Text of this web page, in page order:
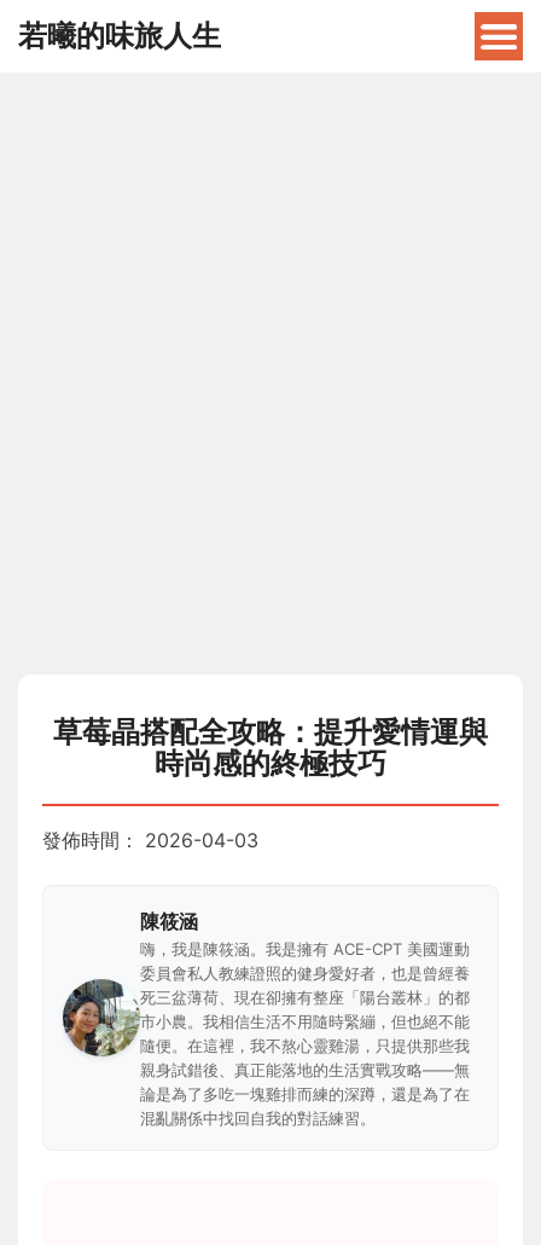
若曦的味旅人生
草莓晶搭配全攻略：提升愛情運與
時尚感的終極技巧
發佈時間： 2026-04-03
陳筱涵
嗨，我是陳筱涵。我是擁有 ACE-CPT 美國運動
委員會私人教練證照的健身愛好者，也是曾經養
死三盆薄荷、現在卻擁有整座「陽台叢林」的都
市小農。我相信生活不用隨時緊繃，但也絕不能
隨便。在這裡，我不熬心靈雞湯，只提供那些我
親身試錯後、真正能落地的生活實戰攻略——無
論是為了多吃一塊雞排而練的深蹲，還是為了在
混亂關係中找回自我的對話練習。